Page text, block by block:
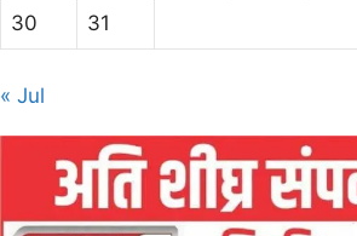
30 31
« Jul